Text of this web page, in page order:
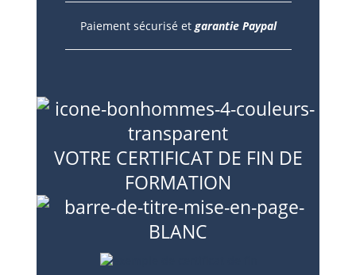
Paiement sécurisé et garantie Paypal
VOTRE CERTIFICAT DE FIN DE
FORMATION